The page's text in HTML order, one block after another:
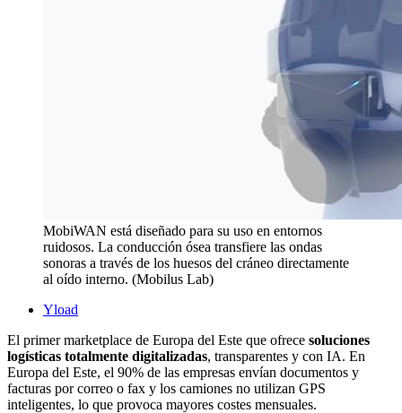
MobiWAN está diseñado para su uso en entornos
ruidosos. La conducción ósea transfiere las ondas
sonoras a través de los huesos del cráneo directamente
al oído interno. (Mobilus Lab)
Yload
El primermarketplace de Europa del Este que ofrece soluciones
logísticas totalmente digitalizadas, transparentes y con IA. En
Europa del Este, el 90% de las empresas envían documentos y
facturas por correo o fax y los camiones no utilizan GPS
inteligentes, lo que provoca mayores costes mensuales.